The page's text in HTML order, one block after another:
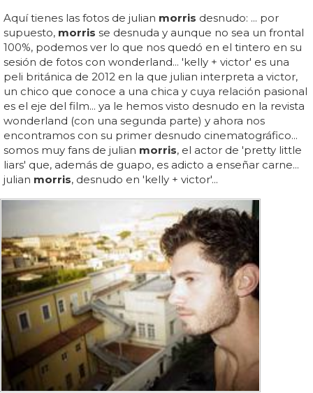
Aquí tienes las fotos de julian morris desnudo: ... por
supuesto, morris se desnuda y aunque no sea un frontal
100%, podemos ver lo que nos quedó en el tintero en su
sesión de fotos con wonderland... 'kelly + victor' es una
peli británica de 2012 en la que julian interpreta a victor,
un chico que conoce a una chica y cuya relación pasional
es el eje del film... ya le hemos visto desnudo en la revista
wonderland (con una segunda parte) y ahora nos
encontramos con su primer desnudo cinematográfico...
somos muy fans de julian morris, el actor de 'pretty little
liars' que, además de guapo, es adicto a enseñar carne...
julian morris, desnudo en 'kelly + victor'...